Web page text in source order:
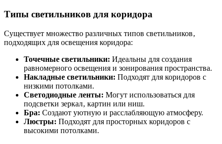
Типы светильников для коридора
Существует множество различных типов светильников‚
подходящих для освещения коридора:
Точечные светильники: Идеальны для создания
равномерного освещения и зонирования пространства.
Накладные светильники: Подходят для коридоров с
низкими потолками.
Светодиодные ленты: Могут использоваться для
подсветки зеркал‚ картин или ниш.
Бра: Создают уютную и расслабляющую атмосферу.
Люстры: Подходят для просторных коридоров с
высокими потолками.